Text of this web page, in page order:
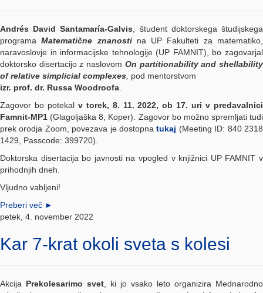
Andrés David Santamaría-Galvis , študent doktorskega študijskega
programaMatematične znanostina UP Fakulteti za matematiko,
naravoslovje in informacijske tehnologije (UP FAMNIT), bo zagovarjal
doktorsko disertacijo z naslovom On partitionability and shellability
of relative simplicial complexes pod mentorstvom
izr. prof. dr. Russa Woodroofa
Zagovor bo potekal v torek, 8. 11. 2022, ob 17. uri v predavalnici
Famnit-MP1 (Glagoljaška 8, Koper). Zagovor bo možno spremljati tudi
prek orodja Zoom, povezava je dostopna tukaj (Meeting ID: 840 2318
1429, Passcode: 399720).
Doktorska disertacija bo javnosti na vpogled v knjižnici UP FAMNIT v
prihodnjih dneh.
Vljudno vabljeni!
Preberi več ►
petek, 4. november 2022
Kar 7-krat okoli sveta s kolesi
Akcija Prekolesarimo svet , ki jo vsako leto organizira Mednarodno